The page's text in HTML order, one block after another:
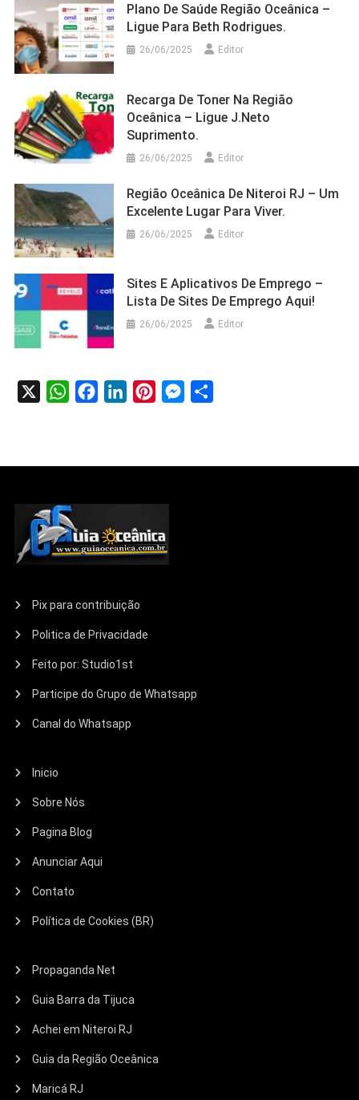
Plano De Saúde Região Oceânica –
Ligue Para Beth Rodrigues.
26/06/2025 Editor
Recarga De Toner Na Região
Oceânica – Ligue J.Neto
Suprimento.
26/06/2025 Editor
Região Oceânica De Niteroi RJ – Um
Excelente Lugar Para Viver.
26/06/2025 Editor
Sites E Aplicativos De Emprego –
Lista De Sites De Emprego Aqui!
26/06/2025 Editor
WhatsAppFacebookLinkedInPinterestMessenger
Pix para contribuição
Politica de Privacidade
Feito por: Studio1st
Participe do Grupo de Whatsapp
Canal do Whatsapp
Inicio
Sobre Nós
Pagina Blog
Anunciar Aqui
Contato
Política de Cookies (BR)
Propaganda Net
Guia Barra da Tijuca
Achei em Niteroi RJ
Guia da Região Oceânica
Maricá RJ